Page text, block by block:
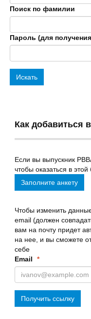
Поиск по фамилии
Пароль (для
Искать
Как добавиться
Если вы выпускник
чтобы оказаться в этой
Заполните анкету
Чтобы изменить
email (должен
вам на почту придет
на нее, и вы сможете
себе
Email
*
Получить ссылку